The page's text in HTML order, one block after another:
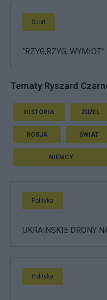
Sport
"RZYG,RZYG, WYMIOT"
Tematy Ryszard
HISTORIA ŻUŻEL
ROSJA ŚWIAT
NIEMCY
Polityka
UKRAINSKIE DRONY
Polityka